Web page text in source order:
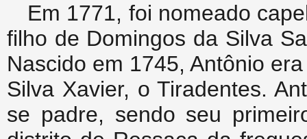
Em 1771, foi nomeado
filho de Domingos da Silva
Nascido em 1745, Antônio
Silva Xavier, o Tiradentes.
se padre, sendo seu